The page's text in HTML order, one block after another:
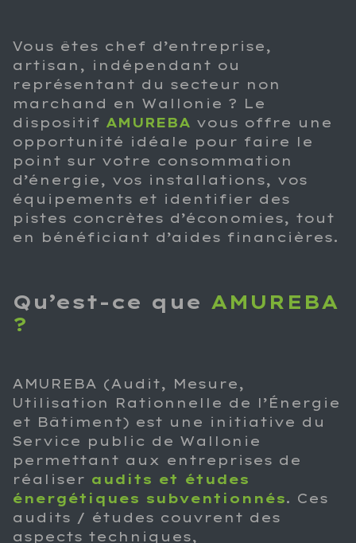
Vous êtes chef d’entreprise,
artisan, indépendant ou
représentant du secteur non
marchand en Wallonie ? Le
dispositif AMUREBA vous offre une
opportunité idéale pour faire le
point sur votre consommation
d’énergie, vos installations, vos
équipements et identifier des
pistes concrètes d’économies, tout
en bénéficiant d’aides financières.
Qu’est-ce que AMUREBA
?
AMUREBA (Audit, Mesure,
Utilisation Rationnelle de l’Énergie
et Bâtiment) est une initiative du
Service public de Wallonie
permettant aux entreprises de
réaliser audits et études
énergétiques subventionnés. Ces
audits / études couvrent des
aspects techniques,